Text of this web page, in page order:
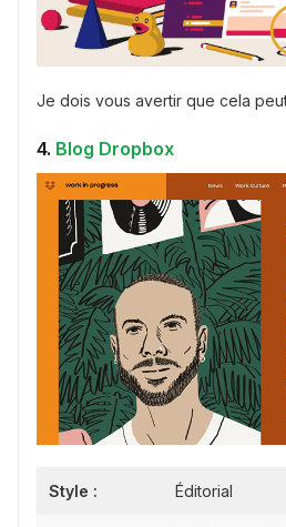
Je dois vous avertir que cela
4. Blog Dropbox
Style : Éditorial